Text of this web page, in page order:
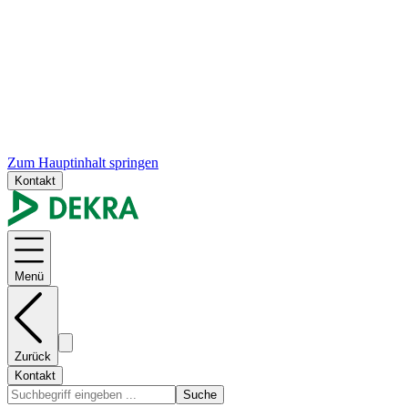
Zum Hauptinhalt springen
Kontakt
Menü
Zurück
Kontakt
Suche